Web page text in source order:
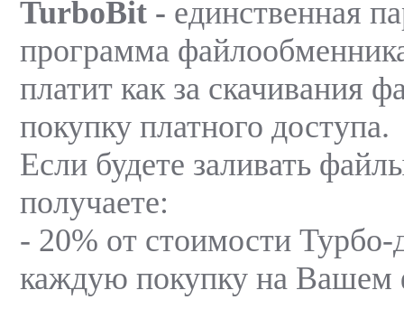
TurboBit - единственная
программа
платит как за скачивания
покупку платного доступа.
Если будете заливать
получаете:
- 20% от стоимости Турбо-
каждую покупку на Вашем